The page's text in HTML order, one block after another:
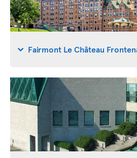
Fairmont Le Château